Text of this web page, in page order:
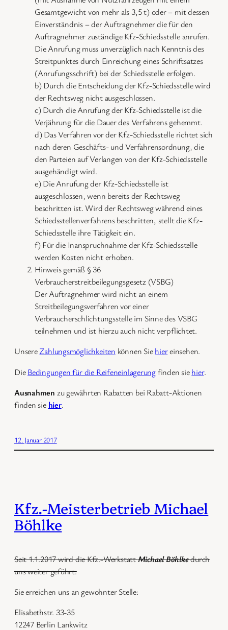
Gesamtgewicht von mehr als 3,5 t) oder – mit dessen
Einverständnis – der Auftragnehmer die für den
Auftragnehmer zuständige Kfz-Schiedsstelle anrufen.
Die Anrufung muss unverzüglich nach Kenntnis des
Streitpunktes durch Einreichung eines Schriftsatzes
(Anrufungsschrift) bei der Schiedsstelle erfolgen.
b) Durch die Entscheidung der Kfz-Schiedsstelle wird
der Rechtsweg nicht ausgeschlossen.
c) Durch die Anrufung der Kfz-Schiedsstelle ist die
Verjährung für die Dauer des Verfahrens gehemmt.
d) Das Verfahren vor der Kfz-Schiedsstelle richtet sich
nach deren Geschäfts- und Verfahrensordnung, die
den Parteien auf Verlangen von der Kfz-Schiedsstelle
ausgehändigt wird.
e) Die Anrufung der Kfz-Schiedsstelle ist
ausgeschlossen, wenn bereits der Rechtsweg
beschritten ist. Wird der Rechtsweg während eines
Schiedsstellenverfahrens beschritten, stellt die Kfz-
Schiedsstelle ihre Tätigkeit ein.
f) Für die Inanspruchnahme der Kfz-Schiedsstelle
werden Kosten nicht erhoben.
Hinweis gemäß § 36
Verbraucherstreitbeilegungsgesetz (VSBG)
Der Auftragnehmer wird nicht an einem
Streitbeilegungsverfahren vor einer
Verbraucherschlichtungsstelle im Sinne des VSBG
teilnehmen und ist hierzu auch nicht verpflichtet.
UnsereZahlungsmöglichkeiten können Siehiereinsehen.
DieBedingungen für die Reifeneinlagerungfinden siehier.
Ausnahmen zu gewährten Rabatten bei Rabatt-Aktionen
finden sie hier.
12. Januar 2017
Kfz.-Meisterbetrieb Michael
Böhlke
Seit 1.1.2017 wird die Kfz.-WerkstattMichael Böhlkedurch
uns weiter geführt.
Sie erreichen uns an gewohnter Stelle:
Elisabethstr. 33-35
12247 Berlin Lankwitz